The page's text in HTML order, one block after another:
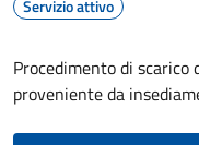
Servizio attivo
Procedimento di
proveniente da